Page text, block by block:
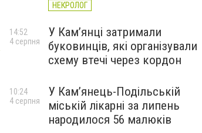
НЕКРОЛОГ
У Кам’янці затримали
буковинців, які організували
схему втечі через кордон
14:52
4 серпня
У Кам’янець-Подільській
міській лікарні за липень
народилося 56 малюків
10:24
4 серпня